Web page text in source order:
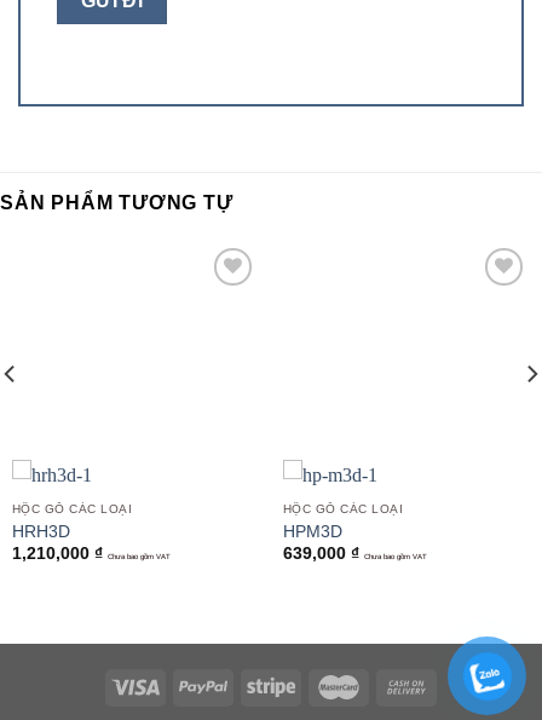
SẢN PHẨM TƯƠNG TỰ
HỘC GỖ CÁC LOẠI
HRH3D
1,210,000 ₫ Chưa bao gồm VAT
HỘC GỖ CÁC LOẠI
HPM3D
639,000 ₫ Chưa bao gồm VAT